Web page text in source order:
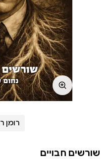
רומן
שורשים חבויים